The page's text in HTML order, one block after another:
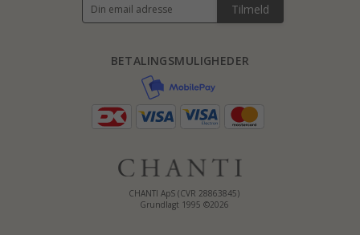
CHANTI ApS (CVR 28863845)
Grundlagt 1995 ©2026
BETALINGSMULIGHEDER
Tilmeld